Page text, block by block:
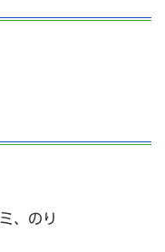
、のり